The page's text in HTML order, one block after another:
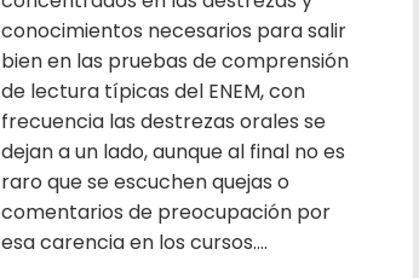
conocimientos necesarios para salir
bien en las pruebas de comprensión
de lectura típicas del ENEM, con
frecuencia las destrezas orales se
dejan a un lado, aunque al final no es
raro que se escuchen quejas o
comentarios de preocupación por
esa carencia en los cursos....